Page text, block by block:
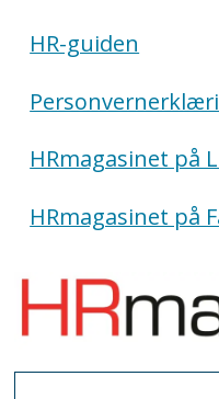
HR-guiden
HRmagasinet på
HRmagasinet på